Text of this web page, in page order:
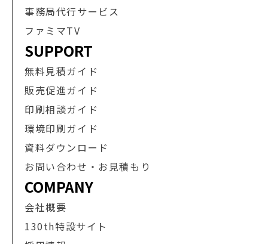
事務局代行サービス
ファミマTV
SUPPORT
無料見積ガイド
販売促進ガイド
印刷相談ガイド
環境印刷ガイド
資料ダウンロード
お問い合わせ・お見積もり
COMPANY
会社概要
130th特設サイト